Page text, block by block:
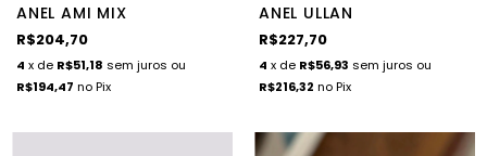
ANEL AMI MIX
R$204,70
4 x de R$51,18 sem juros ou
R$194,47 no Pix
ANEL ULLAN
R$227,70
4 x de R$56,93 sem juros ou
R$216,32 no Pix